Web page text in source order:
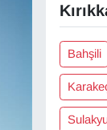
Bahşili